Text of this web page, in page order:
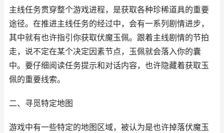
主线任务贯穿整个游戏进程，是获取各种珍稀道具的重要
途径。在推进主线任务的经过中，会有一系列剧情进步，
其中就有也许指引你获取伏魔玉佩。跟着主线剧情的节拍
走，说不定在某个决定因素节点，玉佩就会落入你的囊
中。要仔细阅读任务提示和对话内容，也许隐藏着获取玉
佩的重要线索。
二、寻觅特定地图
游戏中有一些特定的地图区域，被认为是也许掉落伏魔玉